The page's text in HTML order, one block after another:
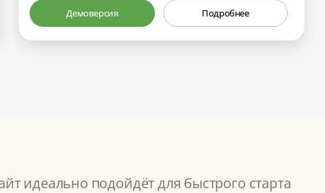
Демоверсия Подробнее
идеально подойдёт для быстрого старта